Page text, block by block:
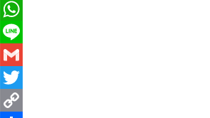
a
c
e
b
o
M
e
s
s
e
W
h
a
L
n
G
m
T